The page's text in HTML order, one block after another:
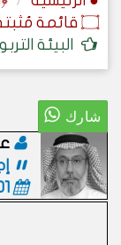
۝ قائمة مُثبتة : مشرف منهل الثقافة التربوية.
البيئة